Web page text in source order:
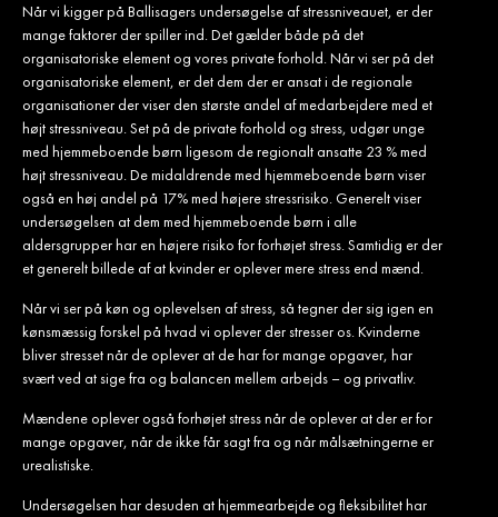
Når vi kigger på Ballisagers undersøgelse af stressniveauet, er der
mange faktorer der spiller ind. Det gælder både på det
organisatoriske element og vores private forhold. Når vi ser på det
organisatoriske element, er det dem der er ansat i de regionale
organisationer der viser den største andel af medarbejdere med et
højt stressniveau. Set på de private forhold og stress, udgør unge
med hjemmeboende børn ligesom de regionalt ansatte 23 % med
højt stressniveau. De midaldrende med hjemmeboende børn viser
også en høj andel på 17% med højere stressrisiko. Generelt viser
undersøgelsen at dem med hjemmeboende børn i alle
aldersgrupper har en højere risiko for forhøjet stress. Samtidig er der
et generelt billede af at kvinder er oplever mere stress end mænd.
Når vi ser på køn og oplevelsen af stress, så tegner der sig igen en
kønsmæssig forskel på hvad vi oplever der stresser os. Kvinderne
bliver stresset når de oplever at de har for mange opgaver, har
svært ved at sige fra og balancen mellem arbejds – og privatliv.
Mændene oplever også forhøjet stress når de oplever at der er for
mange opgaver, når de ikke får sagt fra og når målsætningerne er
urealistiske.
Undersøgelsen har desuden at hjemmearbejde og fleksibilitet har